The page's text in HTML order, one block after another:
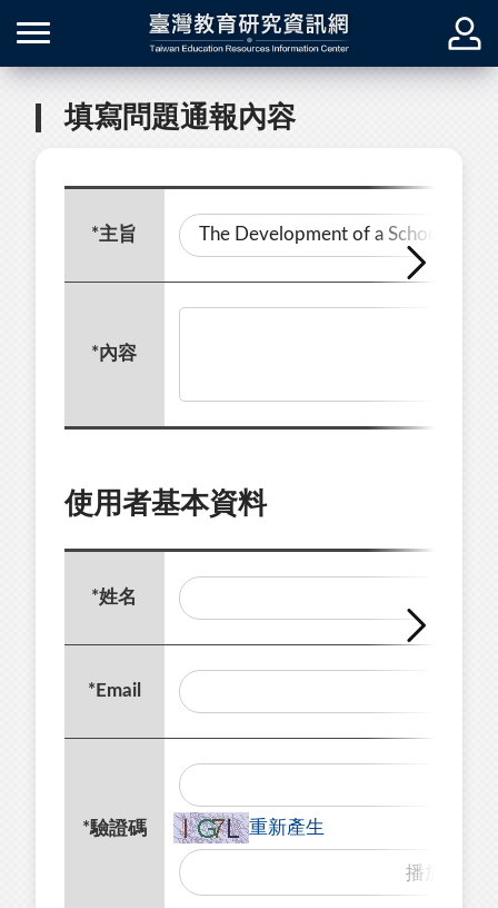
填寫問題通報內容
*主旨
*內容
使用者基本資料
*姓名
*Email
*驗證碼
重新產生
播
放